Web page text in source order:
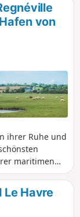
von
ihrer Ruhe und
maritimen
die
sie besteht:
Sie die
Schätze.
Le Havre